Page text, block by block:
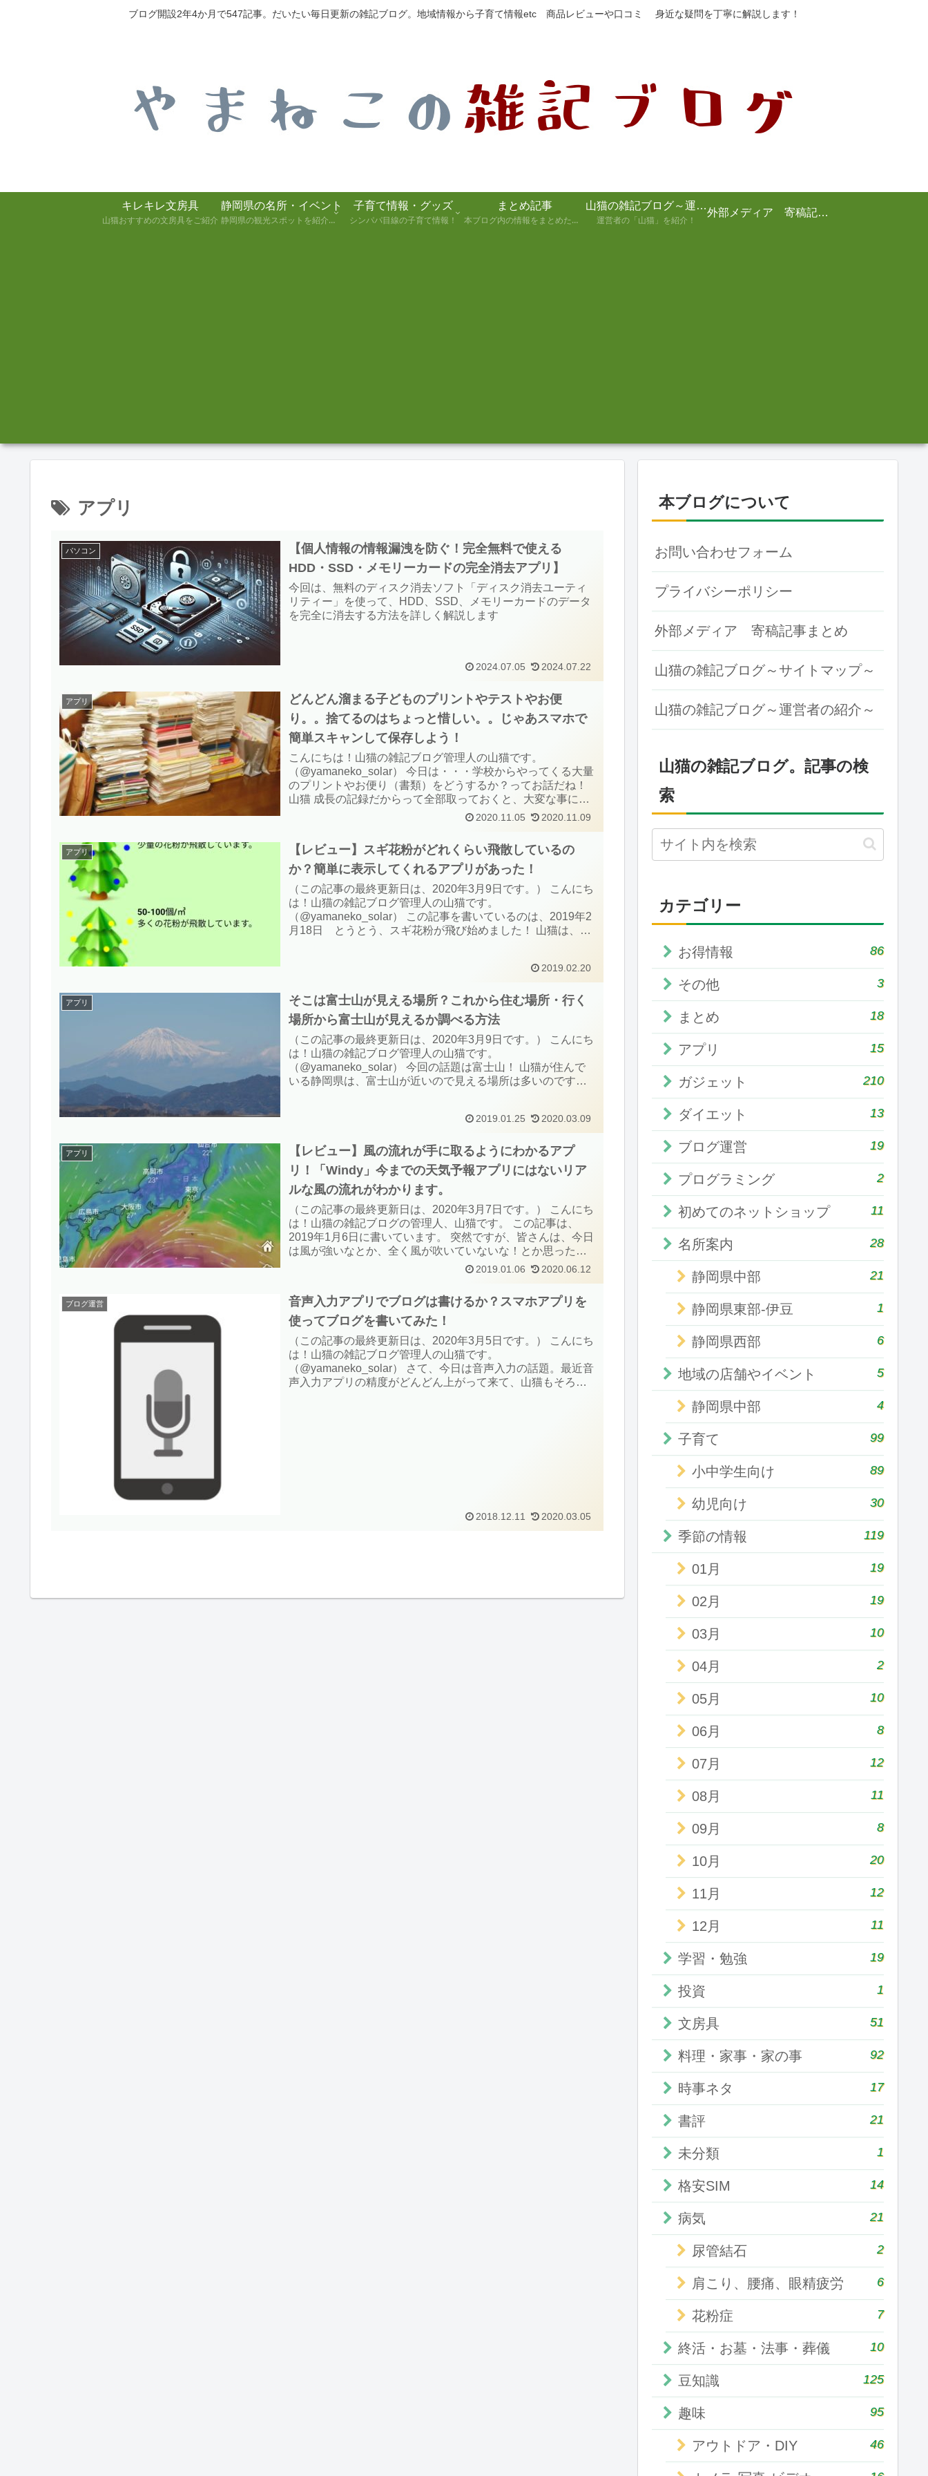
ブログ開設2年4か月で547記事。だいたい毎日更新の雑記ブログ。地域情報から子育て情報etc 商品レビューや口コミ 身近な疑問を丁寧に解説します！
キレキレ文房具
山猫おすすめの文房具をご紹介
静岡県の名所・イベント
静岡県の観光スポットを紹介します！
子育て情報・グッズ
シンパパ目線の子育て情報！
まとめ記事
本ブログ内の情報をまとめた記事
山猫の雑記ブログ～運営者の紹介～
運営者の「山猫」を紹介！
外部メディア 寄稿記事まとめ
アプリ
パソコン
【個人情報の情報漏洩を防ぐ！完全無料で使える
HDD・SSD・メモリーカードの完全消去アプリ】
今回は、無料のディスク消去ソフト「ディスク消去ユーティ
リティー」を使って、HDD、SSD、メモリーカードのデータ
を完全に消去する方法を詳しく解説します
2024.07.05 2024.07.22
アプリ
どんどん溜まる子どものプリントやテストやお便
り。。捨てるのはちょっと惜しい。。じゃあスマホで
簡単スキャンして保存しよう！
こんにちは！山猫の雑記ブログ管理人の山猫です。
（@yamaneko_solar） 今日は・・・学校からやってくる大量
のプリントやお便り（書類）をどうするか？ってお話だね！
山猫 成長の記録だからって全部取っておくと、大変な事にな
るよね。。 このブログを書いている山猫には、小学生の子ど
2020.11.05 2020.11.09
アプリ
【レビュー】スギ花粉がどれくらい飛散しているの
か？簡単に表示してくれるアプリがあった！
（この記事の最終更新日は、2020年3月9日です。） こんにち
は！山猫の雑記ブログ管理人の山猫です。
（@yamaneko_solar） この記事を書いているのは、2019年2
月18日 とうとう、スギ花粉が飛び始めました！ 山猫は、主
2019.02.20
アプリ
そこは富士山が見える場所？これから住む場所・行く
場所から富士山が見えるか調べる方法
（この記事の最終更新日は、2020年3月9日です。） こんにち
は！山猫の雑記ブログ管理人の山猫です。
（@yamaneko_solar） 今回の話題は富士山！ 山猫が住んで
いる静岡県は、富士山が近いので見える場所は多いのです
2019.01.25 2020.03.09
アプリ
【レビュー】風の流れが手に取るようにわかるアプ
リ！「Windy」今までの天気予報アプリにはないリア
ルな風の流れがわかります。
（この記事の最終更新日は、2020年3月7日です。） こんにち
は！山猫の雑記ブログの管理人、山猫です。 この記事は、
2019年1月6日に書いています。 突然ですが、皆さんは、今日
は風が強いなとか、全く風が吹いていないな！とか思ったこ
とがあると思います。（きっとありますよね・・） 山猫の住
2019.01.06 2020.06.12
ブログ運営
音声入力アプリでブログは書けるか？スマホアプリを
使ってブログを書いてみた！
（この記事の最終更新日は、2020年3月5日です。） こんにち
は！山猫の雑記ブログ管理人の山猫です。
（@yamaneko_solar） さて、今日は音声入力の話題。最近音
声入力アプリの精度がどんどん上がって来て、山猫もそろそ
2018.12.11 2020.03.05
本ブログについて
お問い合わせフォーム
プライバシーポリシー
外部メディア 寄稿記事まとめ
山猫の雑記ブログ～サイトマップ～
山猫の雑記ブログ～運営者の紹介～
山猫の雑記ブログ。記事の検
索
カテゴリー
お得情報 86
その他 3
まとめ 18
アプリ 15
ガジェット 210
ダイエット 13
ブログ運営 19
プログラミング 2
初めてのネットショップ 11
名所案内 28
静岡県中部 21
静岡県東部-伊豆 1
静岡県西部 6
地域の店舗やイベント 5
静岡県中部 4
子育て 99
小中学生向け 89
幼児向け 30
季節の情報 119
01月 19
02月 19
03月 10
04月 2
05月 10
06月 8
07月 12
08月 11
09月 8
10月 20
11月 12
12月 11
学習・勉強 19
投資 1
文房具 51
料理・家事・家の事 92
時事ネタ 17
書評 21
未分類 1
格安SIM 14
病気 21
尿管結石 2
肩こり、腰痛、眼精疲労 6
花粉症 7
終活・お墓・法事・葬儀 10
豆知識 125
趣味 95
アウトドア・DIY 46